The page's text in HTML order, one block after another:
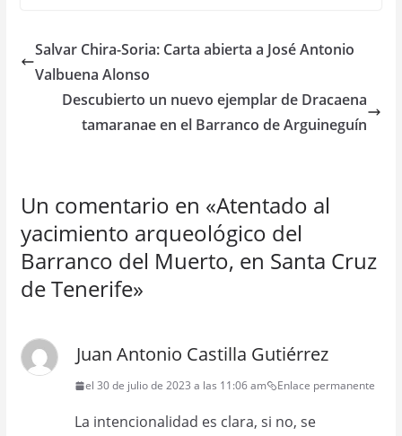
Salvar Chira-Soria: Carta abierta a José Antonio
Valbuena Alonso
Descubierto un nuevo ejemplar de Dracaena
tamaranae en el Barranco de Arguineguín
Un comentario en «Atentado al
yacimiento arqueológico del
Barranco del Muerto, en Santa Cruz
de Tenerife»
Juan Antonio Castilla Gutiérrez
el 30 de julio de 2023 a las 11:06 am Enlace permanente
La intencionalidad es clara, si no, se